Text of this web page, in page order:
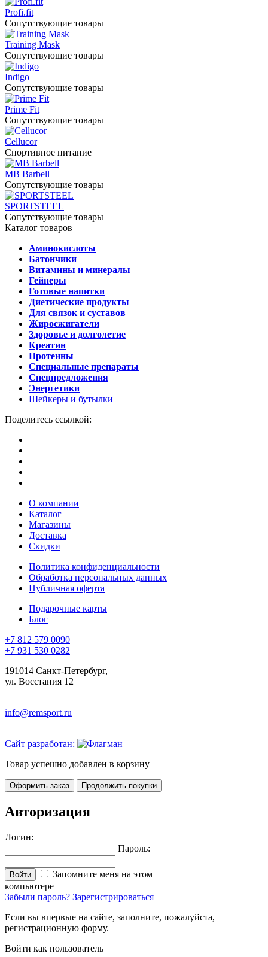
Profi.fit
Сопутствующие товары
Training Mask
Сопутствующие товары
Indigo
Сопутствующие товары
Prime Fit
Сопутствующие товары
Cellucor
Спортивное питание
MB Barbell
Сопутствующие товары
SPORTSTEEL
Сопутствующие товары
Каталог товаров
Аминокислоты
Батончики
Витамины и минералы
Гейнеры
Готовые напитки
Диетические продукты
Для связок и суставов
Жиросжигатели
Здоровье и долголетие
Креатин
Протеины
Специальные препараты
Спецпредложения
Энергетики
Шейкеры и бутылки
Поделитесь ссылкой:
О компании
Каталог
Магазины
Доставка
Скидки
Политика конфиденциальности
Обработка персональных данных
Публичная оферта
Подарочные карты
Блог
+7 812 579 0090
+7 931 530 0282
191014 Санкт-Петербург,
ул. Восстания 12
info@remsport.ru
Сайт разработан:
Товар успешно добавлен в корзину
Оформить заказ Продолжить покупки
Авторизация
Логин:
Пароль:
Войти
Запомните меня на этом
компьютере
Забыли пароль? Зарегистрироваться
Если вы впервые на сайте, заполните, пожалуйста,
регистрационную форму.
Войти как пользователь